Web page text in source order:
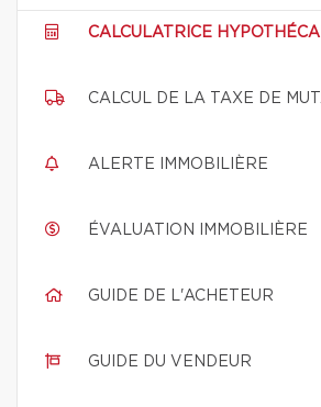
CALCULATRICE
CALCUL DE LA TAXE DE
ALERTE IMMOBILIÈRE
ÉVALUATION IMMOBILIÈRE
GUIDE DE L'ACHETEUR
GUIDE DU VENDEUR